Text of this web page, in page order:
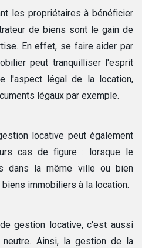
les propriétaires à bénéficier
de biens sont le gain de
En effet, se faire aider par
peut tranquilliser l'esprit
l'aspect légal de la location,
légaux par exemple.
locative peut également
cas de figure : lorsque le
dans la même ville ou bien
immobiliers à la location.
gestion locative, c'est aussi
neutre. Ainsi, la gestion de la